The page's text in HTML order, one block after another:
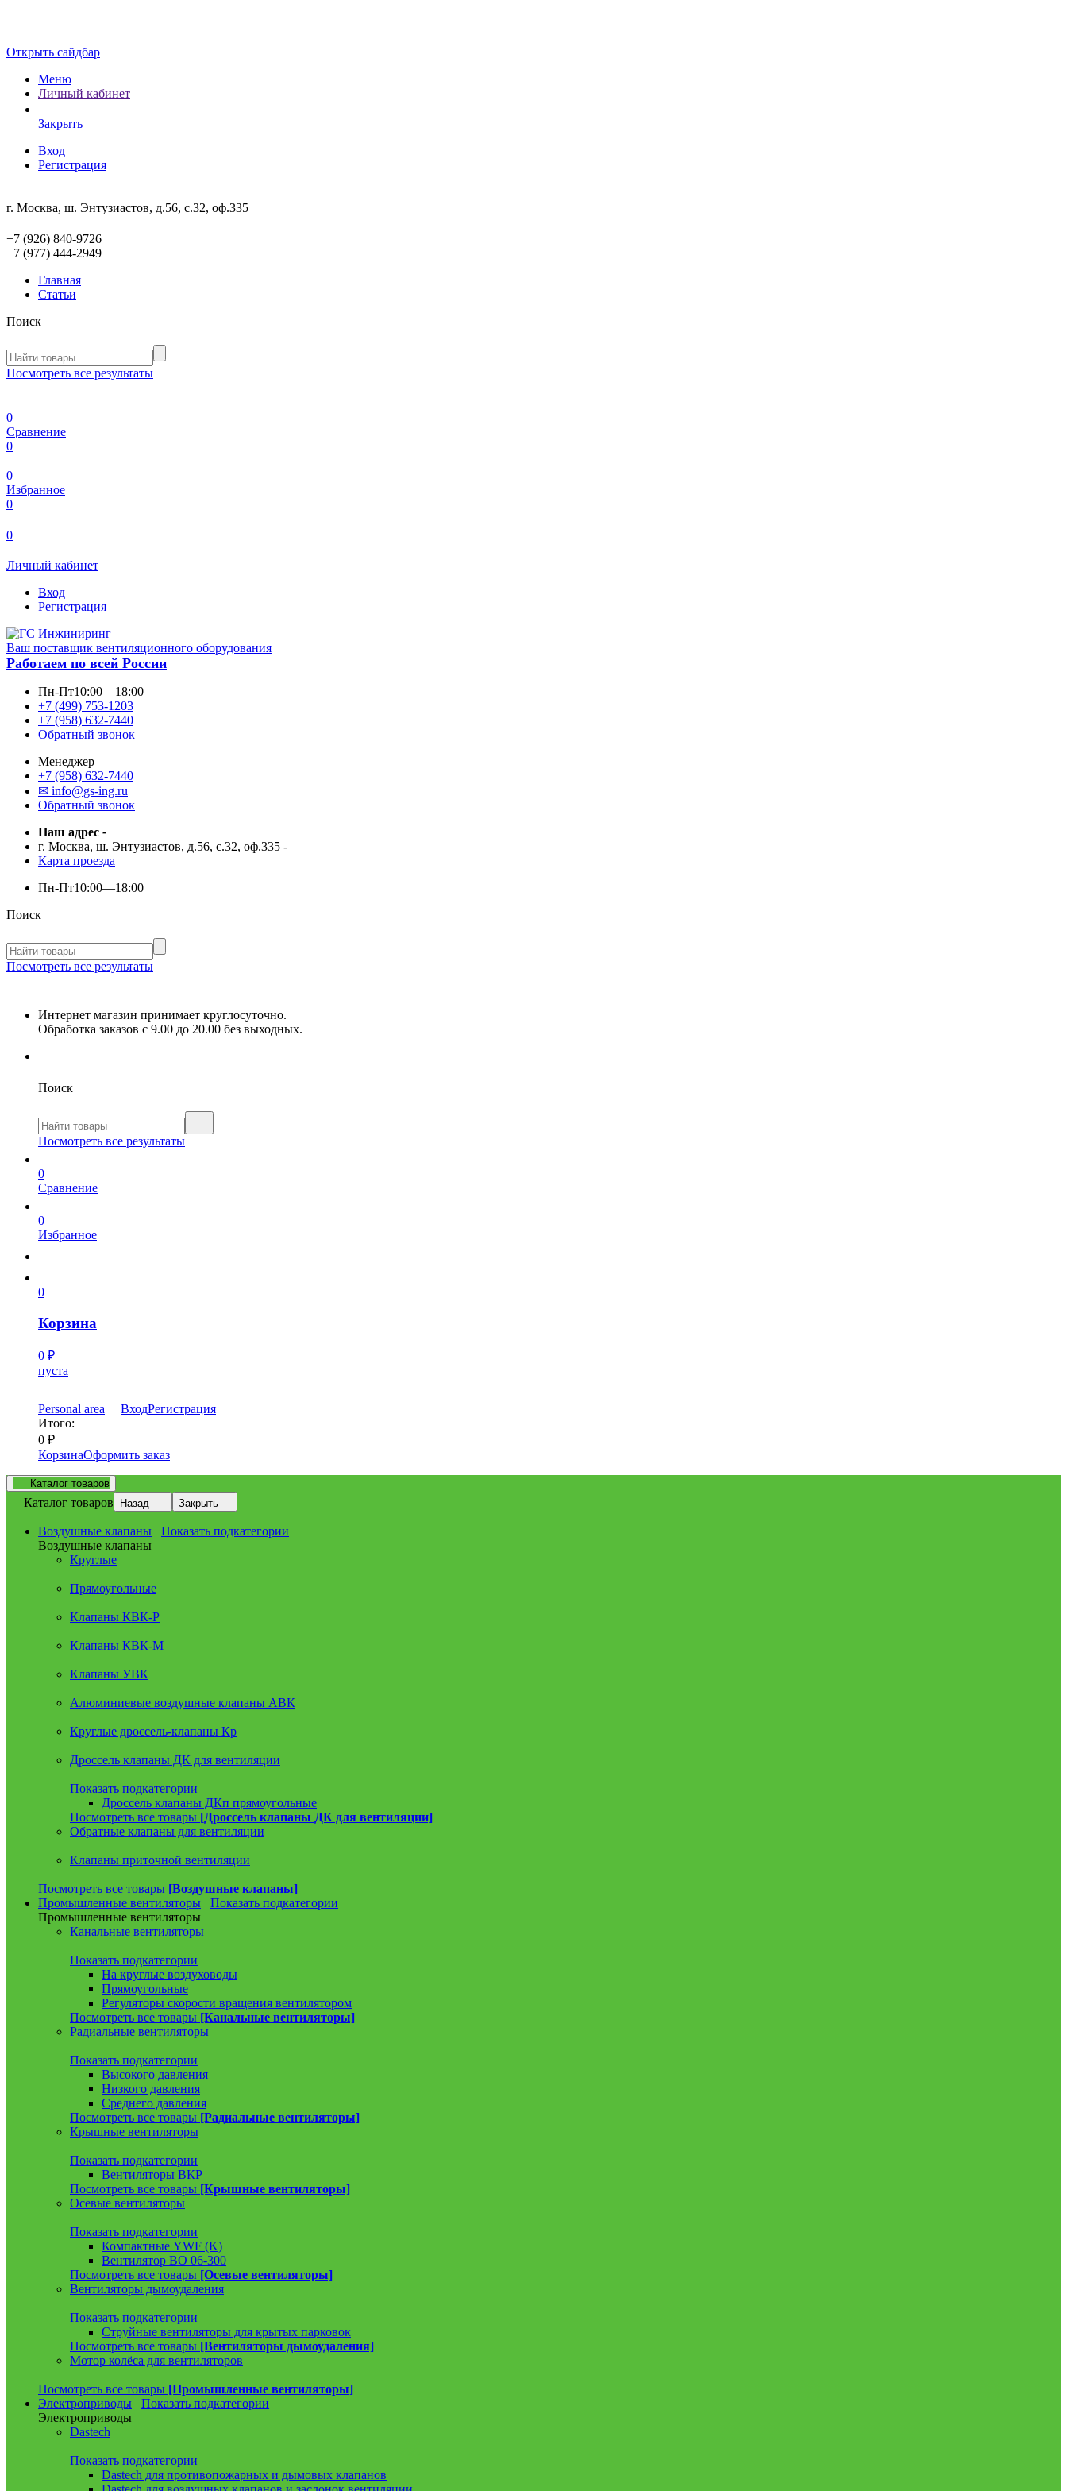
Открыть сайдбар
Меню
Личный кабинет
Закрыть
Вход
Регистрация
г. Москва, ш. Энтузиастов, д.56, с.32, оф.335
+7 (926) 840-9726
+7 (977) 444-2949
Главная
Статьи
Поиск
Посмотреть все результаты
0
Сравнение
0
0
Избранное
0
0
Личный кабинет
Вход
Регистрация
Ваш поставщик вентиляционного оборудования
Работаем по всей России
Пн-Пт10:00—18:00
+7 (499) 753-1203
+7 (958) 632-7440
Обратный звонок
Менеджер
+7 (958) 632-7440
✉ info@gs-ing.ru
Обратный звонок
Наш адрес -
г. Москва, ш. Энтузиастов, д.56, с.32, оф.335 -
Карта проезда
Пн-Пт10:00—18:00
Поиск
Посмотреть все результаты
Интернет магазин принимает круглосуточно.
Обработка заказов с 9.00 до 20.00 без выходных.
Поиск
Посмотреть все результаты
0
Сравнение
0
Избранное
0
Корзина
0 ₽
пуста
Personal area ВходРегистрация
Итого:
0 ₽
КорзинаОформить заказ
Каталог товаров
Каталог товаров Назад Закрыть
Воздушные клапаны
Показать подкатегории
Воздушные клапаны
Круглые
Прямоугольные
Клапаны КВК-Р
Клапаны КВК-М
Клапаны УВК
Алюминиевые воздушные клапаны АВК
Круглые дроссель-клапаны Кр
Дроссель клапаны ДК для вентиляции
Показать подкатегории
Дроссель клапаны ДКп прямоугольные
Посмотреть все товары [Дроссель клапаны ДК для вентиляции]
Обратные клапаны для вентиляции
Клапаны приточной вентиляции
Посмотреть все товары [Воздушные клапаны]
Промышленные вентиляторы
Показать подкатегории
Промышленные вентиляторы
Канальные вентиляторы
Показать подкатегории
На круглые воздуховоды
Прямоугольные
Регуляторы скорости вращения вентилятором
Посмотреть все товары [Канальные вентиляторы]
Радиальные вентиляторы
Показать подкатегории
Высокого давления
Низкого давления
Среднего давления
Посмотреть все товары [Радиальные вентиляторы]
Крышные вентиляторы
Показать подкатегории
Вентиляторы ВКР
Посмотреть все товары [Крышные вентиляторы]
Осевые вентиляторы
Показать подкатегории
Компактные YWF (K)
Вентилятор ВО 06-300
Посмотреть все товары [Осевые вентиляторы]
Вентиляторы дымоудаления
Показать подкатегории
Струйные вентиляторы для крытых парковок
Посмотреть все товары [Вентиляторы дымоудаления]
Мотор колёса для вентиляторов
Посмотреть все товары [Промышленные вентиляторы]
Электроприводы
Показать подкатегории
Электроприводы
Dastech
Показать подкатегории
Dastech для противопожарных и дымовых клапанов